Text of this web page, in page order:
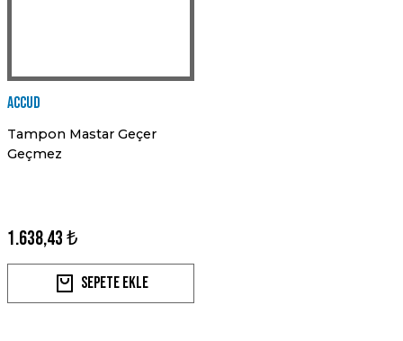
Accud
Tampon Mastar Geçer
Geçmez
1.638,43 ₺
Sepete Ekle